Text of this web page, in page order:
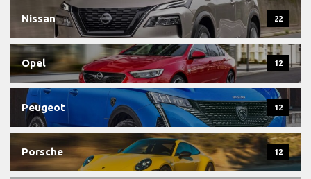
Nissan 22
Opel 12
Peugeot 12
Porsche 12